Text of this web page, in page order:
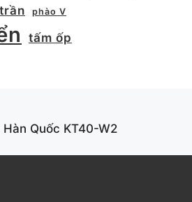
phào V
tấm ốp
Quốc KT40-W2